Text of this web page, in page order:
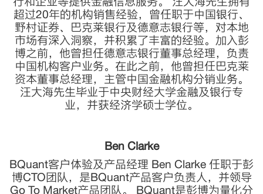
超过20年的机构销售经验，曾任职于中国银行、
野村证券、巴克莱银行及德意志银行等，对本地
市场有深入洞察，并积累了丰富的经验。加入彭
博之前，他曾担任德意志银行董事总经理，负责
中国机构客户业务。在此之前，他曾担任巴克莱
资本董事总经理，主管中国金融机构分销业务。
汪大海先生毕业于中央财经大学金融及银行专
业，并获经济学硕士学位。
Ben Clarke
BQuant客户体验及产品经理 Ben Clarke 任职于彭
博CTO团队，是BQuant产品客户负责人，并领导
Go To Market产品团队。 BQuant是彭博为量化分